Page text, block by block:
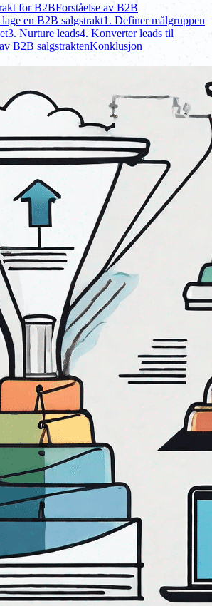
for B2BForståelse av B2B
en B2B salgstrakt1. Definer målgruppen
3. Nurture leads4. Konverter leads til
B2B salgstraktenKonklusjon